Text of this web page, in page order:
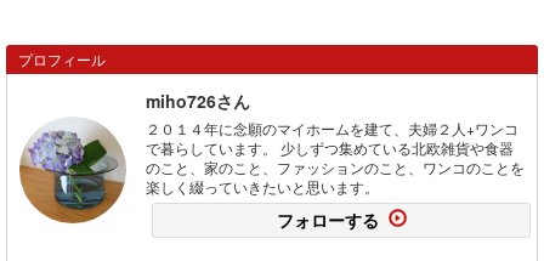
プロフィール
miho726さん
２０１４年に念願のマイホームを建て、夫婦２人+ワンコ
で暮らしています。 少しずつ集めている北欧雑貨や食器
のこと、家のこと、ファッションのこと、ワンコのことを
楽しく綴っていきたいと思います。
フォローする